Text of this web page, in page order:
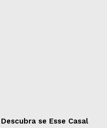
se Esse Casal